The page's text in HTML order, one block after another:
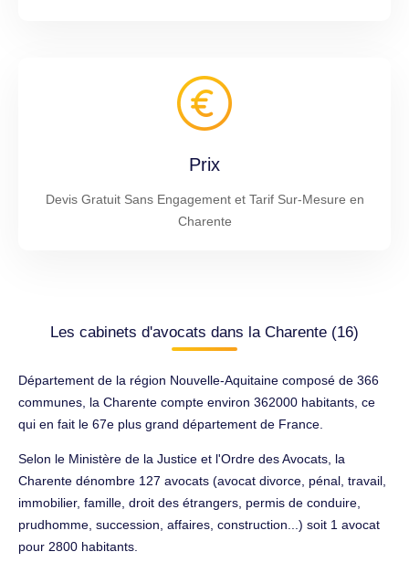
Prix
Devis Gratuit Sans Engagement et Tarif Sur-Mesure en
Charente
Les cabinets d'avocats dans la Charente (16)
Département de la région Nouvelle-Aquitaine composé de 366
communes, la Charente compte environ 362000 habitants, ce
qui en fait le 67e plus grand département de France.
Selon le Ministère de la Justice et l'Ordre des Avocats, la
Charente dénombre 127 avocats (avocat divorce, pénal, travail,
immobilier, famille, droit des étrangers, permis de conduire,
prudhomme, succession, affaires, construction...) soit 1 avocat
pour 2800 habitants.